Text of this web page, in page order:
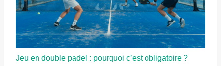
Jeu en double padel : pourquoi c’est obligatoire ?